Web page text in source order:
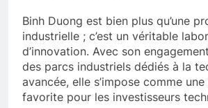
Binh Duong est bien plus qu’une
industrielle ; c’est un véritable
d’innovation. Avec son
des parcs industriels dédiés à la
avancée, elle s’impose comme
favorite pour les investisseurs